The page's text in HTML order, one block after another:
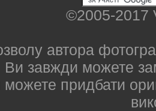
©2005-2017
автора
Ви завжди можете
придбати